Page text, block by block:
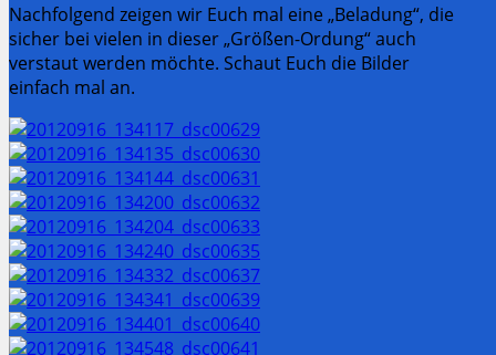
Nachfolgend zeigen wir Euch mal eine „Beladung“, die
sicher bei vielen in dieser „Größen-Ordung“ auch
verstaut werden möchte. Schaut Euch die Bilder
einfach mal an.